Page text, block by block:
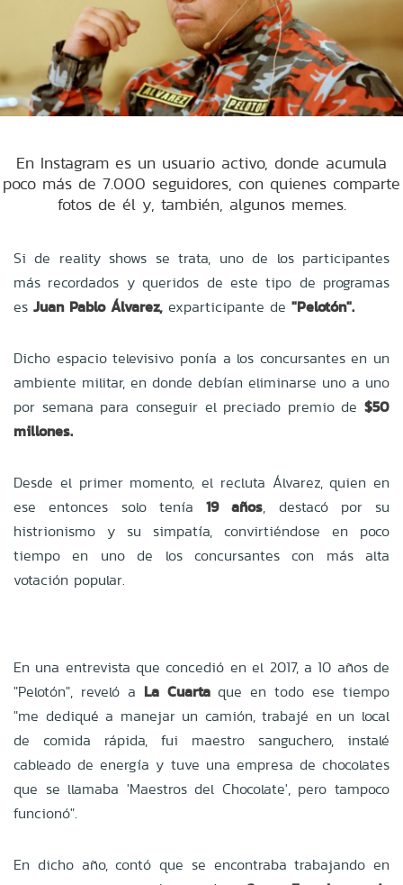
En Instagram es un usuario activo, donde acumula
poco más de 7.000 seguidores, con quienes comparte
fotos de él y, también, algunos memes.
Si de reality shows se trata, uno de los participantes
más recordados y queridos de este tipo de programas
es Juan Pablo Álvarez, exparticipante de "Pelotón".
Dicho espacio televisivo ponía a los concursantes en un
ambiente militar, en donde debían eliminarse uno a uno
por semana para conseguir el preciado premio de $50
millones.
Desde el primer momento, el recluta Álvarez, quien en
ese entonces solo tenía
19 años, destacó por su
histrionismo y su simpatía, convirtiéndose en poco
tiempo en uno de los concursantes con más alta
votación popular.
En una entrevista que concedió en el 2017, a 10 años de
"Pelotón", reveló a La Cuarta que en todo ese tiempo
"me dediqué a manejar un camión, trabajé en un local
de comida rápida, fui maestro sanguchero, instalé
cableado de energía y tuve una empresa de chocolates
que se llamaba 'Maestros del Chocolate', pero tampoco
funcionó".
En dicho año, contó que se encontraba trabajando en